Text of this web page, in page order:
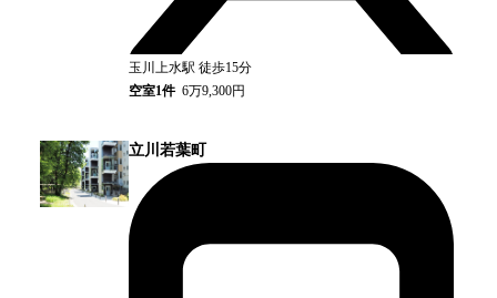
玉川上水駅 徒歩15分
空室1件 6万9,300円
立川若葉町